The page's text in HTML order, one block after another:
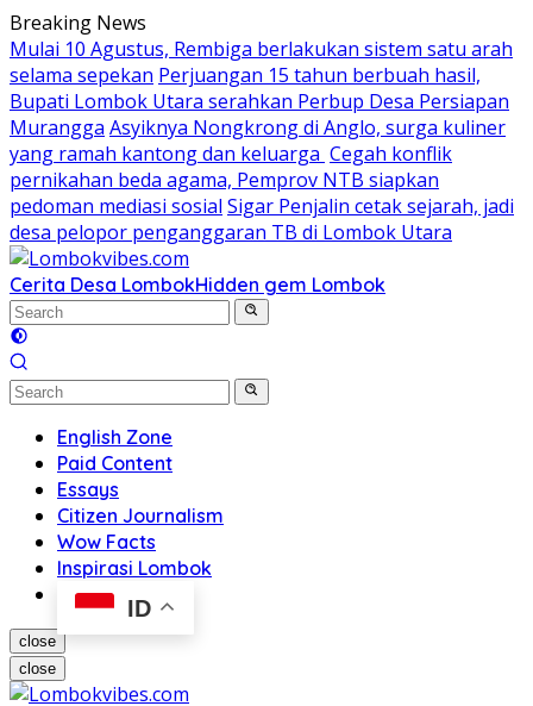
Skip
to
content
Breaking News
Mulai 10 Agustus, Rembiga berlakukan sistem satu arah
selama sepekan Perjuangan 15 tahun berbuah hasil,
Bupati Lombok Utara serahkan Perbup Desa Persiapan
Murangga Asyiknya Nongkrong di Anglo, surga kuliner
yang ramah kantong dan keluarga Cegah konflik
pernikahan beda agama, Pemprov NTB siapkan
pedoman mediasi sosial Sigar Penjalin cetak sejarah, jadi
desa pelopor penganggaran TB di Lombok Utara
Cerita Desa LombokHidden gem Lombok
English Zone
Paid Content
Essays
Citizen Journalism
Wow Facts
Inspirasi Lombok
ID
close
close